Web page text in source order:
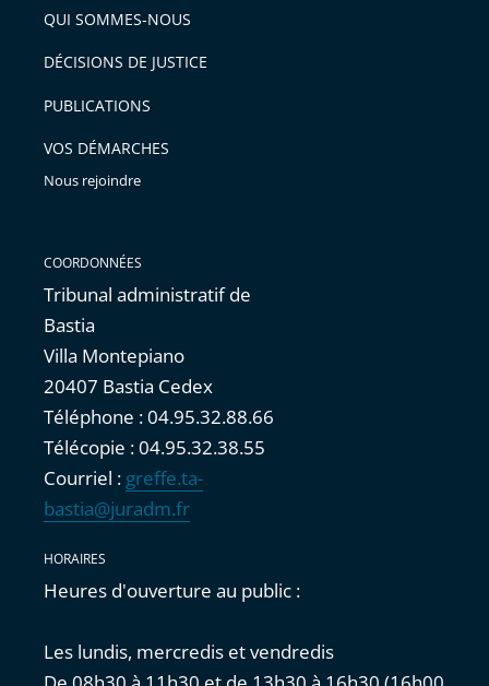
arriver
après
l'article
pour
avant
QUI SOMMES-NOUS
DÉCISIONS DE JUSTICE
PUBLICATIONS
VOS DÉMARCHES
Nous rejoindre
COORDONNÉES
Tribunal administratif de
Bastia
Villa Montepiano
20407 Bastia Cedex
Téléphone : 04.95.32.88.66
Télécopie : 04.95.32.38.55
Courriel : greffe.ta-
bastia@juradm.fr
HORAIRES
Heures d'ouverture au public :
Les lundis, mercredis et vendredis